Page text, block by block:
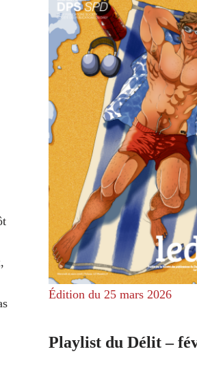
Édition du 25 mars 2026
Playlist du Délit –